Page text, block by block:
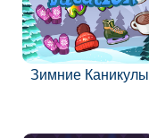
Зимние Каникулы